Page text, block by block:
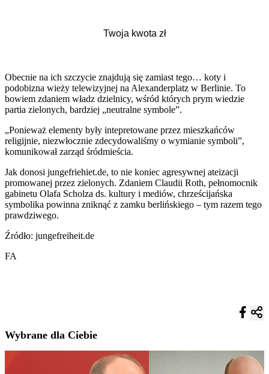
Obecnie na ich szczycie znajdują się zamiast tego… koty i
podobizna wieży telewizyjnej na Alexanderplatz w Berlinie. To
bowiem zdaniem władz dzielnicy, wśród których prym wiedzie
partia zielonych, bardziej „neutralne symbole”.
„Ponieważ elementy były intepretowane przez mieszkańców
religijnie, niezwłocznie zdecydowaliśmy o wymianie symboli”,
komunikował zarząd śródmieścia.
Jak donosi jungefriehiet.de, to nie koniec agresywnej ateizacji
promowanej przez zielonych. Zdaniem Claudii Roth, pełnomocnik
gabinetu Olafa Scholza ds. kultury i mediów, chrześcijańska
symbolika powinna zniknąć z zamku berlińskiego – tym razem tego
prawdziwego.
Źródło: jungefreiheit.de
FA
Wybrane dla Ciebie